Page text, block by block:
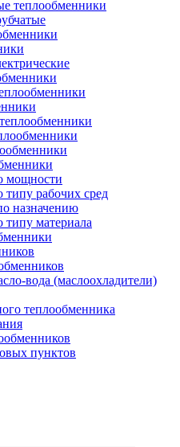
теплообменники
мощности
рабочих сред
назначению
материала
вода (маслоохладители)
теплообменника
пунктов